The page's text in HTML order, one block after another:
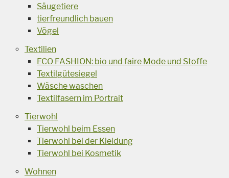
Säugetiere
tierfreundlich bauen
Vögel
Textilien
ECO FASHION: bio und faire Mode und Stoffe
Textilgütesiegel
Wäsche waschen
Textilfasern im Portrait
Tierwohl
Tierwohl beim Essen
Tierwohl bei der Kleidung
Tierwohl bei Kosmetik
Wohnen